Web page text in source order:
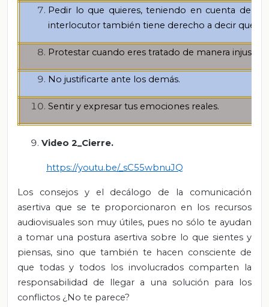
Pedir lo que quieres, teniendo en cuenta de
interlocutor también tiene derecho a decir que
Protestar cuando eres tratado de manera injusta.
No justificarte ante los demás.
Sentir y expresar tus emociones reales.
Video 2_Cierre.
https://youtu.be/_sC55wbnuJQ
Los consejos y el decálogo de la comunicación
asertiva que se te proporcionaron en los recursos
audiovisuales son muy útiles, pues no sólo te ayudan
a tomar una postura asertiva sobre lo que sientes y
piensas, sino que también te hacen consciente de
que todas y todos los involucrados comparten la
responsabilidad de llegar a una solución para los
conflictos ¿No te parece?